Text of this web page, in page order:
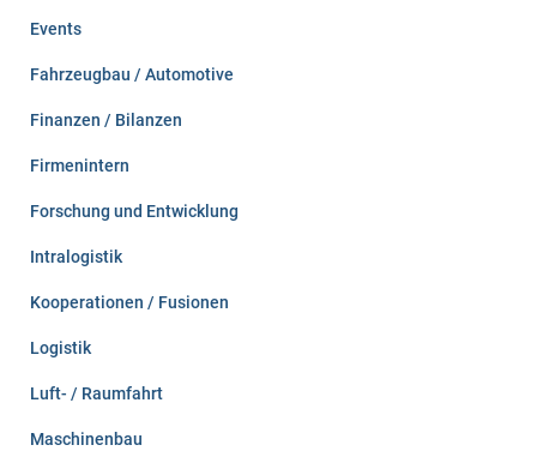
Events
Fahrzeugbau / Automotive
Finanzen / Bilanzen
Firmenintern
Forschung und Entwicklung
Intralogistik
Kooperationen / Fusionen
Logistik
Luft- / Raumfahrt
Maschinenbau